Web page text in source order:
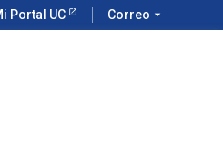
Portal UC Correo arrow_drop_down